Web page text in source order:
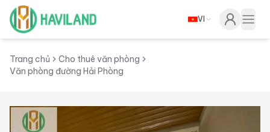
Haviland
VI
Trang chủ
Cho thuê văn phòng
Văn phòng đường Hải Phòng